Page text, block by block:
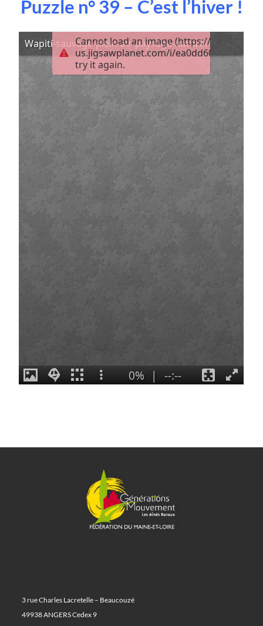
Puzzle n° 39 – C’est l’hiver !
3 rue Charles Lacretelle – Beaucouzé
49938 ANGERS Cedex 9